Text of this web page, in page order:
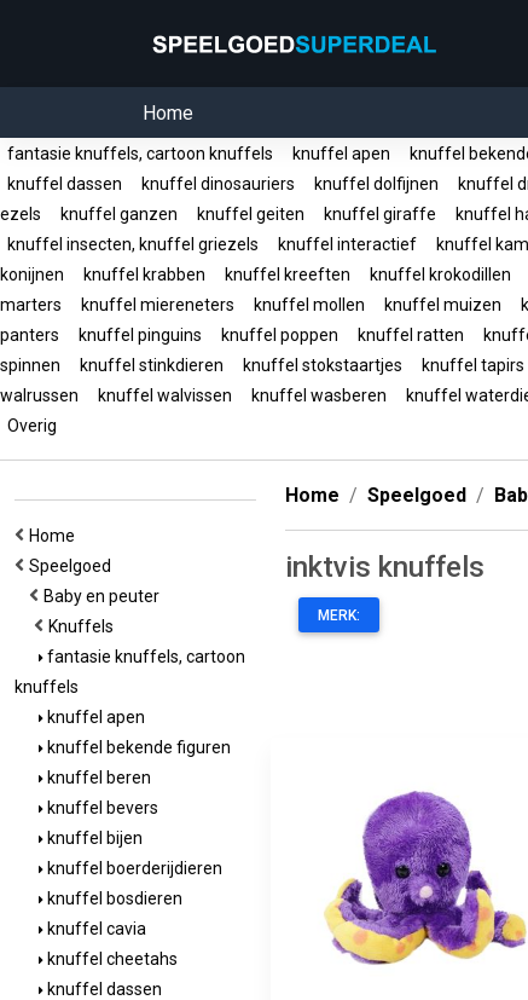
Home
fantasie knuffels, cartoon knuffels knuffel apen knuffel
knuffel dassen
knuffel dinosauriers knuffel dolfijnen knuffel
ezels
knuffel ganzen knuffel geiten knuffel giraffe knuffel
knuffel insecten, knuffel griezels
knuffel interactief knuffel
konijnen
knuffel krabben knuffel kreeften knuffel krokodillen
marters
knuffel miereneters knuffel mollen knuffel muizen
panters
knuffel pinguins knuffel poppen knuffel ratten
spinnen
knuffel stinkdieren knuffel stokstaartjes knuffel tapirs
walrussen
knuffel walvissen knuffel wasberen knuffel
Overig
Home
Speelgoed
Baby en peuter
Knuffels
fantasie knuffels, cartoon
knuffels
knuffel apen
knuffel bekende figuren
knuffel beren
knuffel bevers
knuffel bijen
knuffel boerderijdieren
knuffel bosdieren
knuffel cavia
knuffel cheetahs
knuffel dassen
Home Speelgoed
inktvis knuffels
MERK: